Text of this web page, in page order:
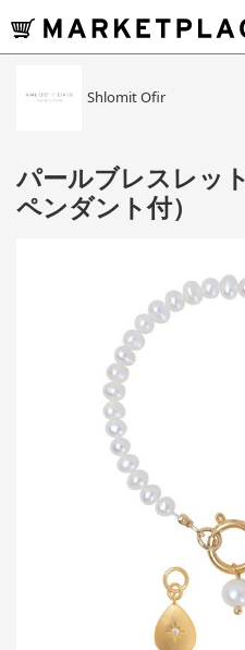
Shlomit Ofir
パールブレスレッ
ペンダント付）